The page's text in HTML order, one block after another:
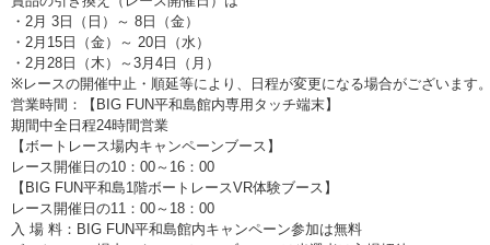
・2月 3日（日）～ 8日（金）
・2月15日（金）～ 20日（水）
・2月28日（木）～3月4日（月）
※レースの開催中止・順延等により、日程が変更になる場合がございます。
営業時間：【BIG FUN平和島館内専用タッチ端末】
期間中全日程24時間営業
【ボートレース場内キャンペーンブース】
レース開催日の10：00～16：00
【BIG FUN平和島1階ボートレースVR体験ブース】
レース開催日の11：00～18：00
入 場 料：BIG FUN平和島館内キャンペーン参加は無料